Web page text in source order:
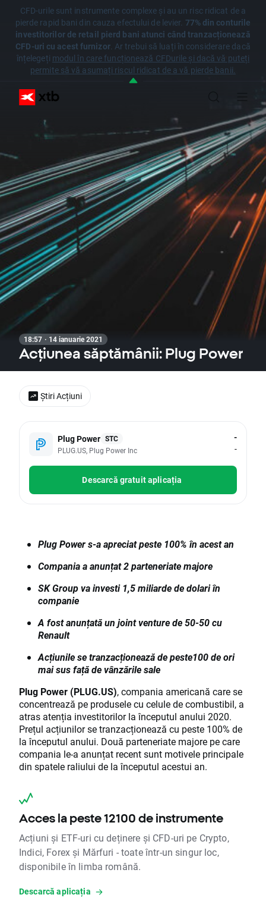
CFD-urile sunt instrumente complexe și au un risc ridicat de a
pierde rapid bani din cauza efectului de levier. 77% din conturile
investitorilor de retail pierd bani atunci când tranzacționează
CFD-uri cu acest furnizor. Ar trebui să luați în considerare dacă
înțelegeți modul în care funcționează CFDurile și dacă vă puteți
permite să vă asumați riscul ridicat de a vă pierde banii.
18:57 · 14 ianuarie 2021
Acțiunea săptămânii: Plug Power
Plug Power STC
PLUG.US, Plug Power Inc
-
-
Descarcă gratuit aplicația
Plug Power s-a apreciat peste 100% în acest an
Compania a anunțat 2 parteneriate majore
SK Group va investi 1,5 miliarde de dolari în
companie
A fost anunțată un joint venture de 50-50 cu
Renault
Acțiunile se tranzacționează de peste100 de ori
mai sus față de vânzările sale
Plug Power (PLUG.US), compania americană care se
concentrează pe produsele cu celule de combustibil, a
atras atenția investitorilor la începutul anului 2020.
Prețul acțiunilor se tranzacționează cu peste 100% de
la începutul anului. Două parteneriate majore pe care
compania le-a anunțat recent sunt motivele principale
din spatele raliului de la începutul acestui an.
Acces la peste 12100 de instrumente
Acțiuni și ETF-uri cu deținere și CFD-uri pe Crypto,
Indici, Forex și Mărfuri - toate într-un singur loc,
disponibile în limba română.
Descarcă aplicația
Știri Acțiuni